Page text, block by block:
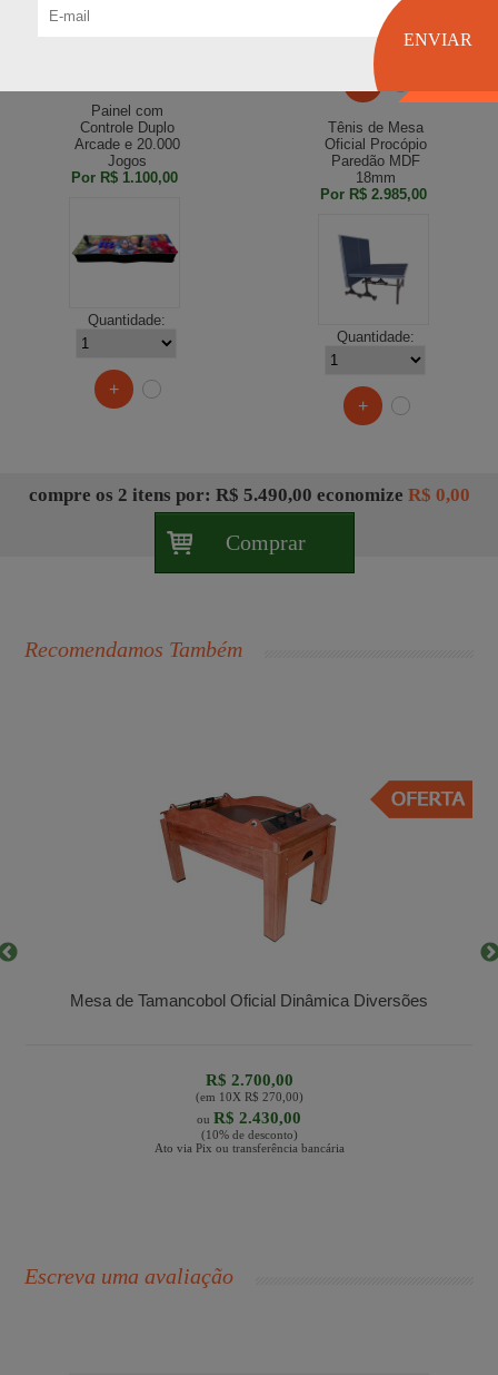
Quantidade:
Painel com
Controle Duplo
Arcade e 20.000
Jogos
Por R$ 1.100,00
Quantidade:
+
Tênis de Mesa
Oficial Procópio
Paredão MDF
18mm
Por R$ 2.985,00
Quantidade:
+
compre os 2 itens por: R$ 5.490,00 economize R$ 0,00
Comprar
Recomendamos Também
Mesa de Tamancobol Oficial Dinâmica Diversões
R$ 2.700,00
(em 10X R$ 270,00)
ou R$ 2.430,00
(10% de desconto)
Ato via Pix ou transferência bancária
Escreva uma avaliação